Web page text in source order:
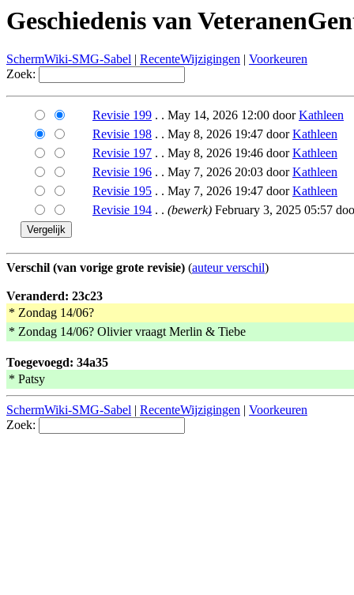
Geschiedenis van
SchermWiki-SMG-Sabel | RecenteWijzigingen | Voorkeuren
Zoek:
Revisie 199 . . May 14, 2026 12:00 doorKathleen
Revisie 198 . . May 8, 2026 19:47 doorKathleen
Revisie 197 . . May 8, 2026 19:46 doorKathleen
Revisie 196 . . May 7, 2026 20:03 doorKathleen
Revisie 195 . . May 7, 2026 19:47 doorKathleen
Revisie 194 . . (bewerk) February 3, 2025 05:57
Verschil (van vorige grote revisie) (auteur verschil)
Veranderd: 23c23
* Zondag 14/06?
* Zondag 14/06? Olivier vraagt Merlin & Tiebe
Toegevoegd: 34a35
* Patsy
SchermWiki-SMG-Sabel | RecenteWijzigingen | Voorkeuren
Zoek: